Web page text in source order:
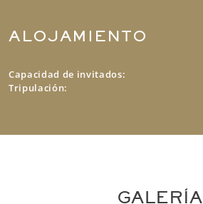
ALOJAMIENTO
Capacidad de invitados:
Tripulación:
GALERÍA